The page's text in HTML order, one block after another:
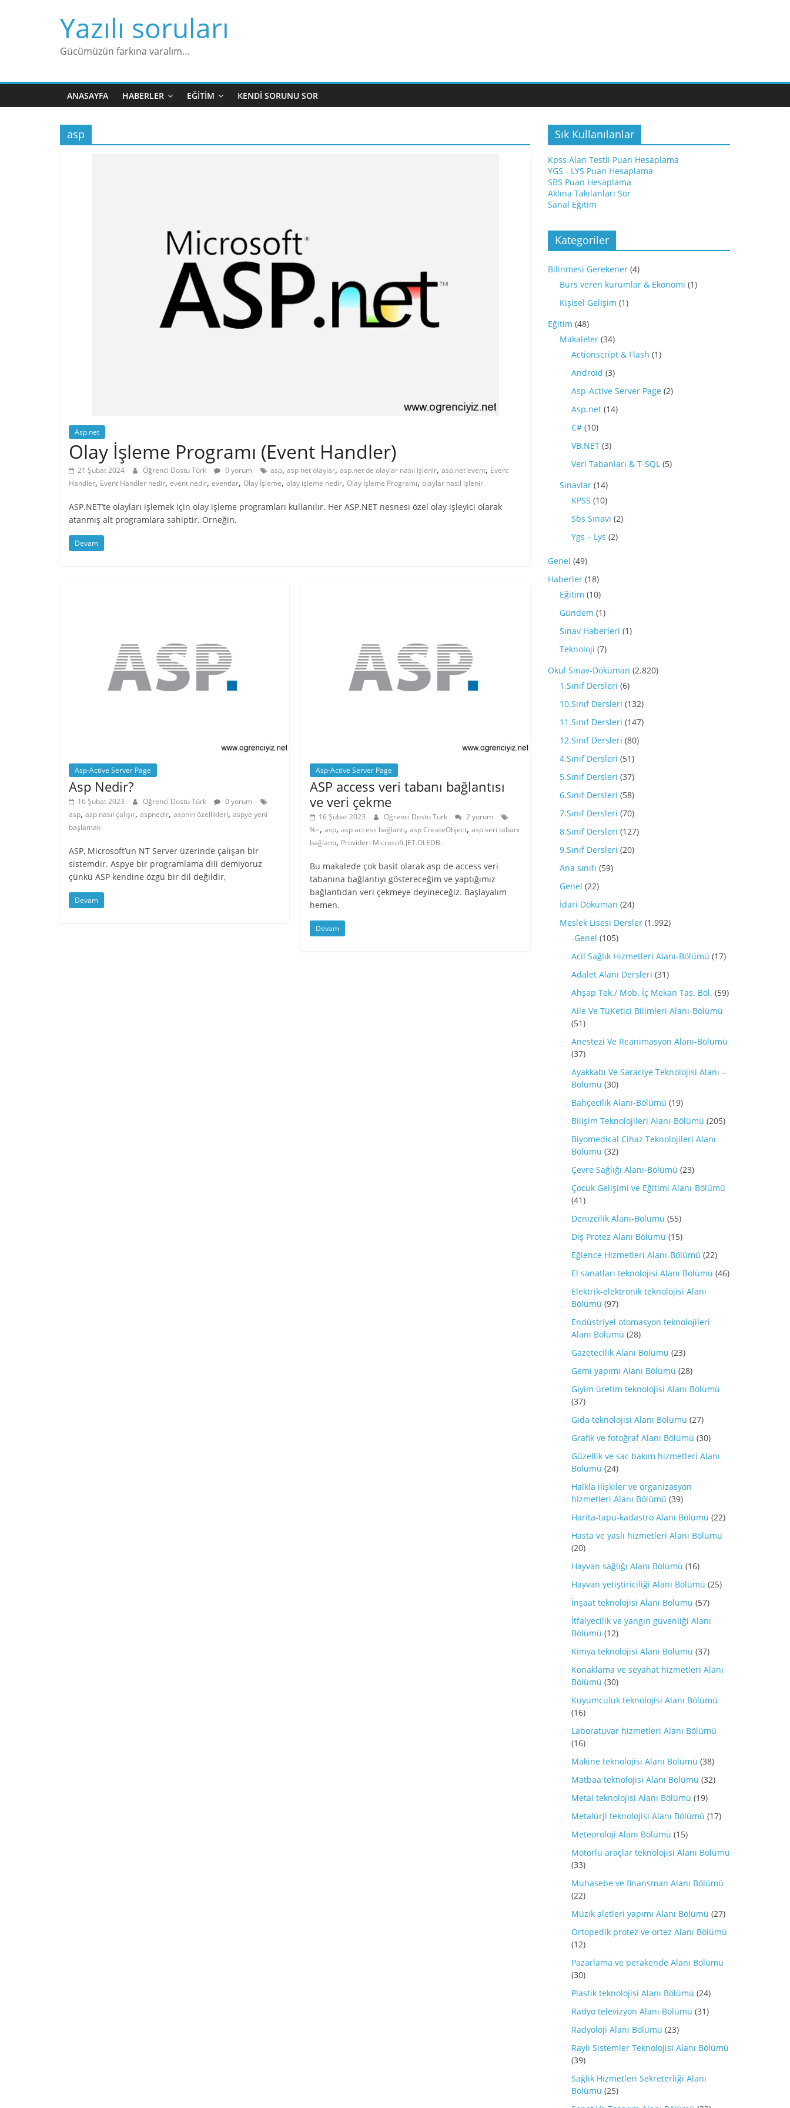
Yazılı soruları
Gücümüzün farkına varalım…
ANASAYFA HABERLER EĞITIM KENDI SORUNU SOR
asp
Asp.net
Olay İşleme Programı (Event Handler)
21 Şubat 2024 Öğrenci Dostu Türk 0 yorum asp, asp net olaylar, asp.net de olaylar nasıl işlenir, asp.net event, Event
Handler, Event Handler nedir, event nedir, eventlar, Olay İşleme, olay işleme nedir, Olay İşleme Programı, olaylar nasıl işlenir
ASP.NET’te olayları işlemek için olay işleme programları kullanılır. Her ASP.NET nesnesi özel olay işleyici olarak
atanmış alt programlara sahiptir. Örneğin,
Devam
Asp-Active Server Page
Asp Nedir?
16 Şubat 2023 Öğrenci Dostu Türk
0 yorum
asp, asp nasıl çalışır, aspnedir, aspnin özellikleri, aspye yeni
başlamak
ASP, Microsoft’un NT Server üzerinde çalışan bir
sistemdir. Aspye bir programlama dili demiyoruz
çünkü ASP kendine özgü bir dil değildir,
Devam
Asp-Active Server Page
ASP access veri tabanı bağlantısı
ve veri çekme
16 Şubat 2023 Öğrenci Dostu Türk
2 yorum
%=,asp,asp access bağlantı,asp CreateObject,asp veri tabanı
bağlantı, Provider=Microsoft.JET.OLEDB.
Bu makalede çok basit olarak asp de access veri
tabanına bağlantıyı göstereceğim ve yaptığımız
bağlantıdan veri çekmeye deyineceğiz. Başlayalım
hemen.
Devam
Sık Kullanılanlar
Kpss Alan Testli Puan Hesaplama
YGS - LYS Puan Hesaplama
SBS Puan Hesaplama
Aklına Takılanları Sor
Sanal Eğitim
Kategoriler
Bilinmesi Gerekener (4)
Burs veren kurumlar & Ekonomi (1)
Kişisel Gelişim (1)
Eğitim (48)
Makaleler (34)
Actionscript & Flash (1)
Android (3)
Asp-Active Server Page (2)
Asp.net (14)
C# (10)
VB.NET (3)
Veri Tabanları & T-SQL (5)
Sınavlar (14)
KPSS (10)
Sbs Sınavı (2)
Ygs – Lys (2)
Genel (49)
Haberler (18)
Eğitim (10)
Gündem (1)
Sınav Haberleri (1)
Teknoloji (7)
Okul Sınav-Döküman (2.820)
1.Sınıf Dersleri (6)
10.Sınıf Dersleri (132)
11.Sınıf Dersleri (147)
12.Sınıf Dersleri (80)
4.Sınıf Dersleri (51)
5.Sınıf Dersleri (37)
6.Sınıf Dersleri (58)
7.Sınıf Dersleri (70)
8.Sınıf Dersleri (127)
9.Sınıf Dersleri (20)
Ana sınıfı (59)
Genel (22)
İdari Döküman (24)
Meslek Lisesi Dersler (1.992)
-Genel (105)
Acil Sağlık Hizmetleri Alanı-Bölümü (17)
Adalet Alanı Dersleri (31)
Ahşap Tek./ Mob. İç Mekan Tas. Böl. (59)
Aile Ve TüKetici Bilimleri Alanı-Bölümü
(51)
Anestezi Ve Reanimasyon Alanı-Bölümü
(37)
Ayakkabı Ve Saraciye Teknolojisi Alanı –
Bölümü (30)
Bahçecilik Alanı-Bölümü (19)
Bilişim Teknolojileri Alanı-Bölümü (205)
Biyomedical Cihaz Teknolojileri Alanı
Bölümü (32)
Çevre Sağlığı Alanı-Bölümü (23)
Çocuk Gelişimi ve Eğitimi Alanı-Bölümü
(41)
Denizcilik Alanı-Bölümü (55)
Diş Protez Alanı Bölümü (15)
Eğlence Hizmetleri Alanı-Bölümü (22)
El sanatları teknolojisi Alanı Bölümü (46)
Elektrik-elektronik teknolojisi Alanı
Bölümü (97)
Endüstriyel otomasyon teknolojileri
Alanı Bölümü (28)
Gazetecilik Alanı Bölümü (23)
Gemi yapımı Alanı Bölümü (28)
Giyim üretim teknolojisi Alanı Bölümü
(37)
Gıda teknolojisi Alanı Bölümü (27)
Grafik ve fotoğraf Alanı Bölümü (30)
Güzellik ve sac bakım hizmetleri Alanı
Bölümü (24)
Halkla ilişkiler ve organizasyon
hizmetleri Alanı Bölümü (39)
Harita-tapu-kadastro Alanı Bölümü (22)
Hasta ve yaslı hizmetleri Alanı Bölümü
(20)
Hayvan sağlığı Alanı Bölümü (16)
Hayvan yetiştiriciliği Alanı Bölümü (25)
İnşaat teknolojisi Alanı Bölümü (57)
İtfaiyecilik ve yangın güvenliği Alanı
Bölümü (12)
Kimya teknolojisi Alanı Bölümü (37)
Konaklama ve seyahat hizmetleri Alanı
Bölümü (30)
Kuyumculuk teknolojisi Alanı Bölümü
(16)
Laboratuvar hizmetleri Alanı Bölümü
(16)
Makine teknolojisi Alanı Bölümü (38)
Matbaa teknolojisi Alanı Bölümü (32)
Metal teknolojisi Alanı Bölümü (19)
Metalürji teknolojisi Alanı Bölümü (17)
Meteoroloji Alanı Bölümü (15)
Motorlu araçlar teknolojisi Alanı Bölümü
(33)
Muhasebe ve finansman Alanı Bölümü
(22)
Müzik aletleri yapımı Alanı Bölümü (27)
Ortopedik protez ve ortez Alanı Bölümü
(12)
Pazarlama ve perakende Alanı Bölümü
(30)
Plastik teknolojisi Alanı Bölümü (24)
Radyo televizyon Alanı Bölümü (31)
Radyoloji Alanı Bölümü (23)
Raylı Sistemler Teknolojisi Alanı Bölümü
(39)
Sağlık Hizmetleri Sekreterliği Alanı
Bölümü (25)